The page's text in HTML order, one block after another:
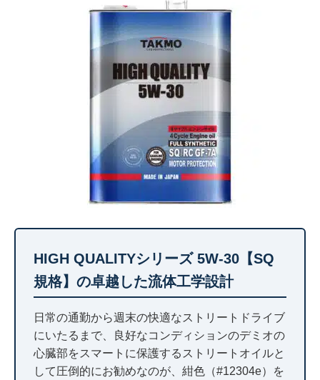
HIGH QUALITYシリーズ 5W-30【SQ
規格】の卓越した流体工学設計
日常の通勤から週末の快適なストリートドライブ
にいたるまで、良好なコンディションのデミオの
心臓部をスマートに保護するストリートオイルと
して圧倒的にお勧めなのが、紺色（#12304e）を